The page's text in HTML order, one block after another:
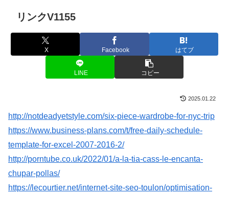
リンクV1155
X Facebook はてブ
LINE コピー
2025.01.22
http://notdeadyetstyle.com/six-piece-wardrobe-for-nyc-trip
https://www.business-plans.com/t/free-daily-schedule-
template-for-excel-2007-2016-2/
http://porntube.co.uk/2022/01/a-la-tia-cass-le-encanta-
chupar-pollas/
https://lecourtier.net/internet-site-seo-toulon/optimisation-